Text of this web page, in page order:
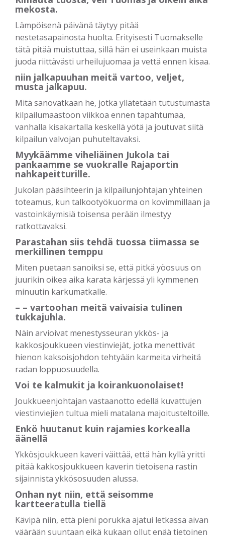
mekosta.
Lämpöisenä päivänä täytyy pitää
nestetasapainosta huolta. Erityisesti Tuomakselle
tätä pitää muistuttaa, sillä hän ei useinkaan muista
juoda riittävästi urheilujuomaa ja vettä ennen kisaa.
niin jalkapuuhan meitä vartoo, veljet,
musta jalkapuu.
Mitä sanovatkaan he, jotka yllätetään tutustumasta
kilpailumaastoon viikkoa ennen tapahtumaa,
vanhalla kisakartalla keskellä yötä ja joutuvat siitä
kilpailun valvojan puhuteltavaksi.
Myykäämme viheliäinen Jukola tai
pankaamme se vuokralle Rajaportin
nahkapeitturille.
Jukolan pääsihteerin ja kilpailunjohtajan yhteinen
toteamus, kun talkootyökuorma on kovimmillaan ja
vastoinkäymisiä toisensa perään ilmestyy
ratkottavaksi.
Parastahan siis tehdä tuossa tiimassa se
merkillinen temppu
Miten puetaan sanoiksi se, että pitkä yöosuus on
juurikin oikea aika karata kärjessä yli kymmenen
minuutin karkumatkalle.
– – vartoohan meitä vaivaisia tulinen
tukkajuhla.
Näin arvioivat menestysseuran ykkös- ja
kakkosjoukkueen viestinviejät, jotka menettivät
hienon kaksoisjohdon tehtyään karmeita virheitä
radan loppuosuudella.
Voi te kalmukit ja koirankuonolaiset!
Joukkueenjohtajan vastaanotto edellä kuvattujen
viestinviejien tultua mieli matalana majoitusteltoille.
Enkö huutanut kuin rajamies korkealla
äänellä
Ykkösjoukkueen kaveri väittää, että hän kyllä yritti
pitää kakkosjoukkueen kaverin tietoisena rastin
sijainnista ykkösosuuden alussa.
Onhan nyt niin, että seisomme
kartteeratulla tiellä
Kävipä niin, että pieni porukka ajatui letkassa aivan
väärään suuntaan eikä kukaan ollut enää tietoinen